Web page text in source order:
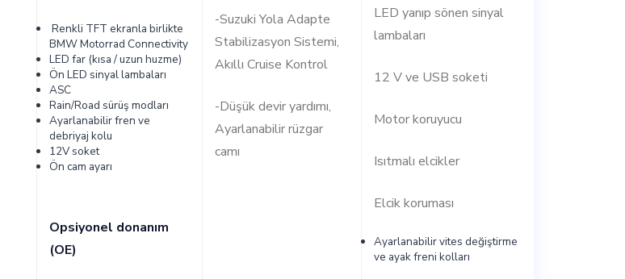
Renkli TFT ekranla birlikte
BMW Motorrad Connectivity
LED far (kısa / uzun huzme)
Ön LED sinyal lambaları
ASC
Rain/Road sürüş modları
Ayarlanabilir fren ve
debriyaj kolu
12V soket
Ön cam ayarı
Opsiyonel donanım
(OE)
-Suzuki Yola Adapte
Stabilizasyon Sistemi,
Akıllı Cruise Kontrol
-Düşük devir yardımı,
Ayarlanabilir rüzgar
camı
LED yanıp sönen sinyal
lambaları
12 V ve USB soketi
Motor koruyucu
Isıtmalı elcikler
Elcik koruması
Ayarlanabilir vites değiştirme
ve ayak freni kolları